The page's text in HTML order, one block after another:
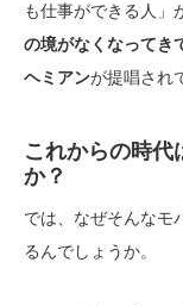
も仕事ができる人」
の境がなくなってき
ヘミアンが提唱され
これからの時代
か？
では、なぜそんなモ
るんでしょうか。